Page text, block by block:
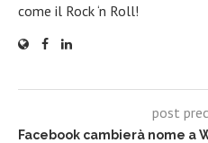
come il Rock ‘n Roll!
post
Facebook cambierà nome a